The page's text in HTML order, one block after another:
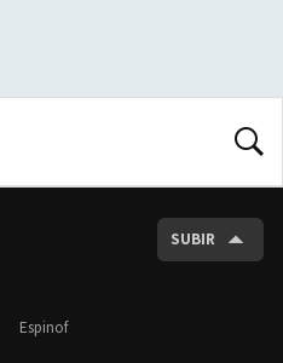
SUBIR
Espinof